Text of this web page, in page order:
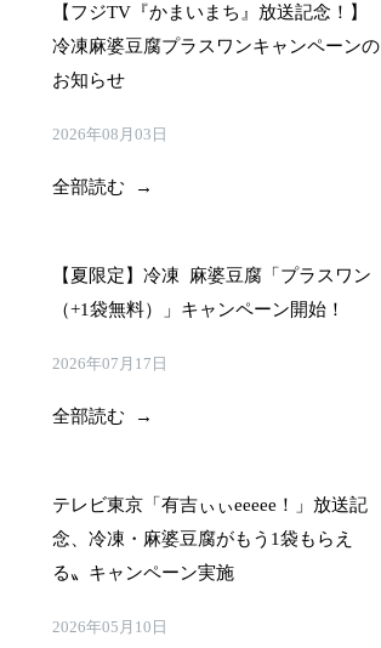
【フジTV『かまいまち』放送記念！】
冷凍麻婆豆腐プラスワンキャンペーンの
お知らせ
2026年08月03日
全部読む →
【夏限定】冷凍 麻婆豆腐「プラスワン
（+1袋無料）」キャンペーン開始！
2026年07月17日
全部読む →
テレビ東京「有吉ぃぃeeeee！」放送記
念、冷凍・麻婆豆腐がもう1袋もらえ
る〟キャンペーン実施
2026年05月10日